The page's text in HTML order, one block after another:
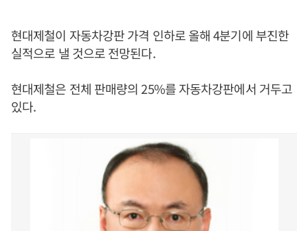
현대제철이 자동차강판 가격 인하로 올해 4분기에 부진한
실적으로 낼 것으로 전망된다.
현대제철은 전체 판매량의 25%를 자동차강판에서 거두고
있다.